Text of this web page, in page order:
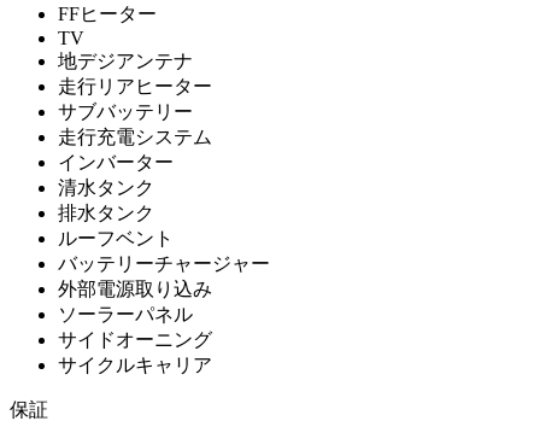
FFヒーター
TV
地デジアンテナ
走行リアヒーター
サブバッテリー
走行充電システム
インバーター
清水タンク
排水タンク
ルーフベント
バッテリーチャージャー
外部電源取り込み
ソーラーパネル
サイドオーニング
サイクルキャリア
保証